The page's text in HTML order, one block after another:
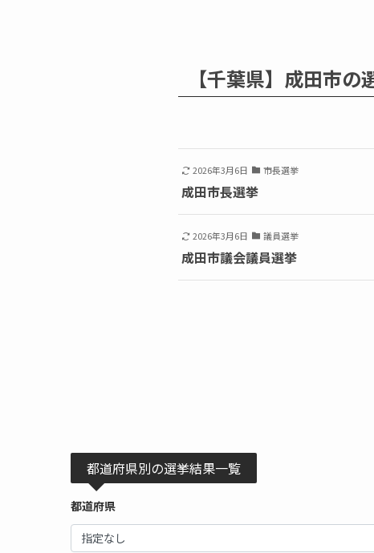
【千葉県】成田市の
2026年3月6日 市長選挙
成田市長選挙
2026年3月6日 議員選挙
成田市議会議員選挙
都道府県別の選挙結果一覧
都道府県